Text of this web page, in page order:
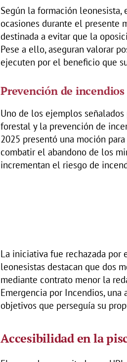
Según la formación leonesista,
ocasiones durante el presente
destinada a evitar que la
Pese a ello, aseguran valorar
ejecuten por el beneficio que
Prevención de incendios
Uno de los ejemplos
forestal y la prevención de
2025 presentó una moción
combatir el abandono de los
incrementan el riesgo de
La iniciativa fue rechazada por
leonesistas destacan que dos
mediante contrato menor la
Emergencia por Incendios,
objetivos que perseguía su
Accesibilidad en la